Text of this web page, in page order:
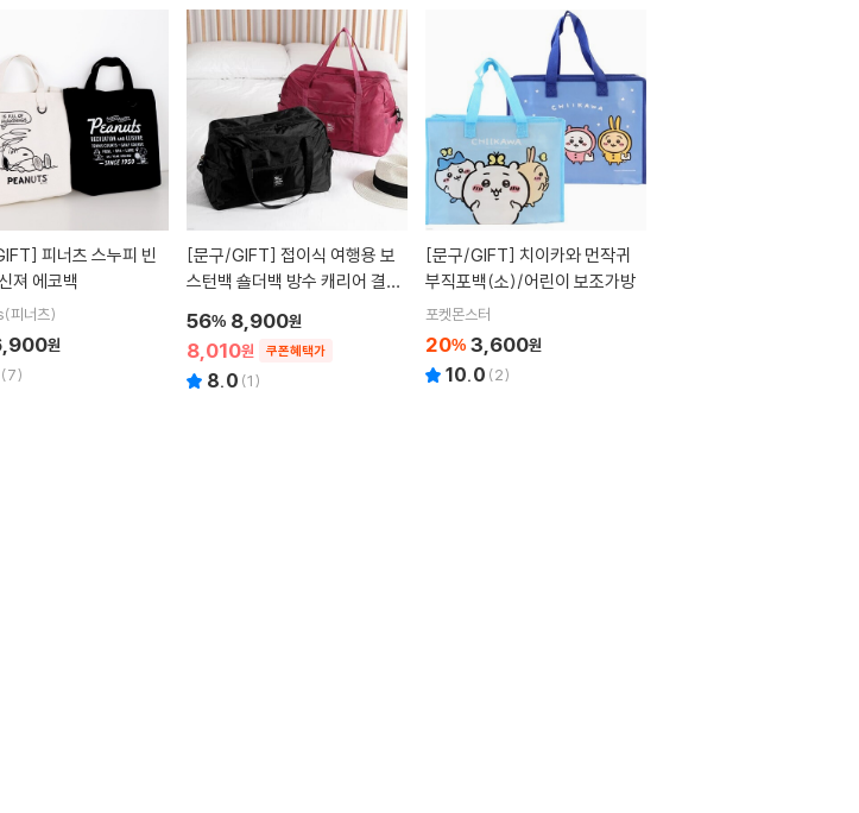
져 에코백
피너츠)
원
(7)
[문구/GIFT]
스턴백 숄더백 방수 캐리어 결합
8,010원 쿠폰혜택가
56% 8,900원
8.0 (1)
[문구/GIFT]
부직포백(소)/어린이 보조가방
포켓몬스터
20% 3,600원
10.0 (2)